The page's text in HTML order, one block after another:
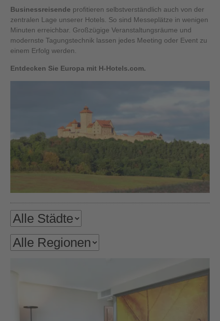
Businessreisende profitieren selbstverständlich auch von der
zentralen Lage unserer Hotels. So sind Messeplätze in wenigen
Minuten erreichbar. Großzügige Veranstaltungsräume und
modernste Tagungstechnik lassen jedes Meeting oder Event zu
einem Erfolg werden.
Entdecken Sie Europa mit H-Hotels.com.